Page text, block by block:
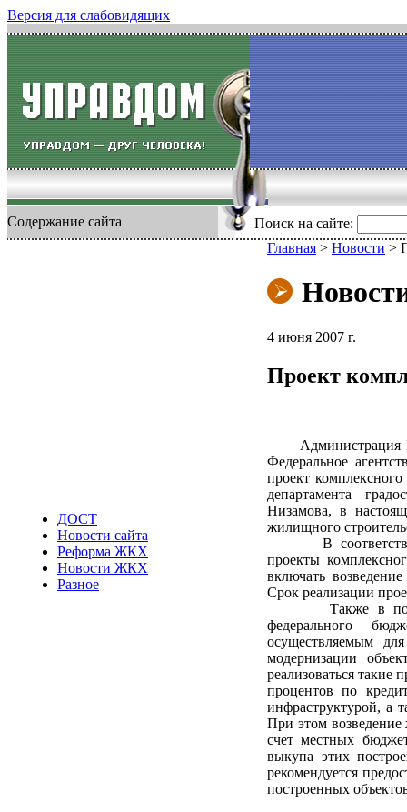
Версия для слабовидящих
Содержание сайта Поиск на сайте:
ДОСТ
Новости сайта
Реформа ЖКХ
Новости ЖКХ
Разное
Главная > Новости >
4 июня 2007 г.
Проект
Администрация
Федеральное
проект
департамента
Низамова, в
жилищного
В соответствии с
проекты
включать
Срок реализации
Также в
федерального
осуществляемым
модернизации
реализоваться такие
процентов по
инфраструктурой, а
При этом возведение
счет местных
выкупа этих
рекомендуется
построенных